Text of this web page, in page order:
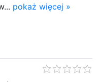
pokaż więcej »